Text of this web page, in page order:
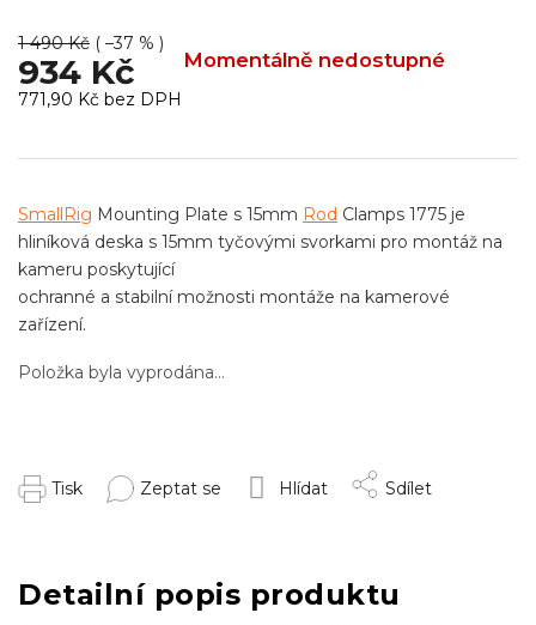
1 490 Kč ( –37 % )
934 Kč Momentálně nedostupné
771,90 Kč bez DPH
cena:
Položka byla vyprodána…
SmallRig Mounting Plate s 15mm Rod Clamps 1775 je
hliníková deska s 15mm tyčovými svorkami pro montáž na
kameru poskytující
ochranné a stabilní možnosti montáže na kamerové
zařízení.
Tisk Zeptat se Hlídat Sdílet
Detailní popis produktu